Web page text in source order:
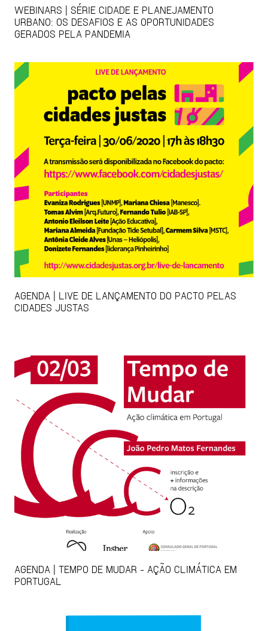
WEBINARS | SÉRIE CIDADE E PLANEJAMENTO
URBANO: OS DESAFIOS E AS OPORTUNIDADES
GERADOS PELA PANDEMIA
AGENDA | LIVE DE LANÇAMENTO DO PACTO PELAS
CIDADES JUSTAS
AGENDA | TEMPO DE MUDAR - AÇÃO CLIMÁTICA EM
PORTUGAL